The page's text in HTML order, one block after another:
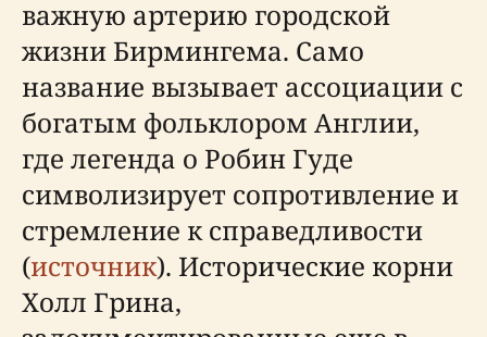
важную артерию городской
жизни Бирмингема. Само
название вызывает ассоциации с
богатым фольклором Англии,
где легенда о Робин Гуде
символизирует сопротивление и
стремление к справедливости
(источник). Исторические корни
Холл Грина,